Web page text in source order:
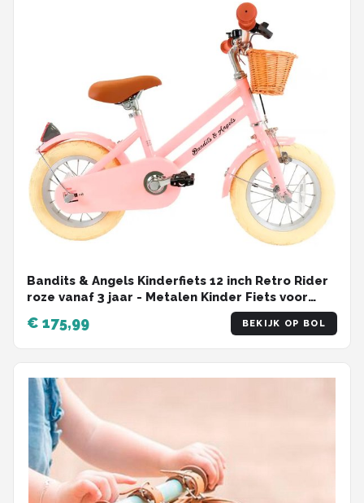
Bandits & Angels Kinderfiets 12 inch Retro Rider
roze vanaf 3 jaar - Metalen Kinder Fiets voor
Meisjes - Inclusief Stuurmand - Verstelbaar
zadel en stuur - 12 inch Luchtbanden
€ 175,99 BEKIJK OP BOL